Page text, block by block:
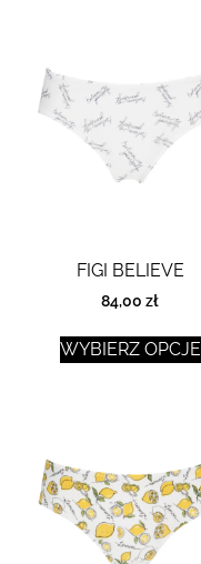
FIGI BELIEVE
84,00 zł
WYBIERZ OPCJE